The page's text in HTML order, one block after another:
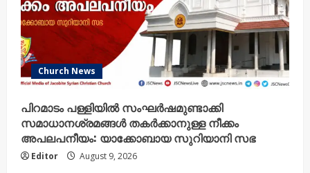
Church News
പിറമാടം പള്ളിയിൽ സംഘർഷമുണ്ടാക്കി
സമാധാനശ്രമങ്ങൾ തകർക്കാനുള്ള നീക്കം
അപലപനീയം: യാക്കോബായ സുറിയാനി സഭ
Editor August 9, 2026